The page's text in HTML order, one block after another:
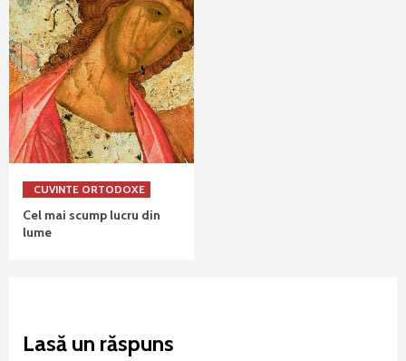
CUVINTE ORTODOXE
Cel mai scump lucru din
lume
Lasă un răspuns